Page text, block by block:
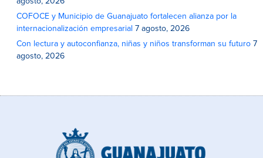
COFOCE y Municipio de Guanajuato fortalecen alianza por la
internacionalización empresarial 7 agosto, 2026
Con lectura y autoconfianza, niñas y niños transforman su futuro 7
agosto, 2026